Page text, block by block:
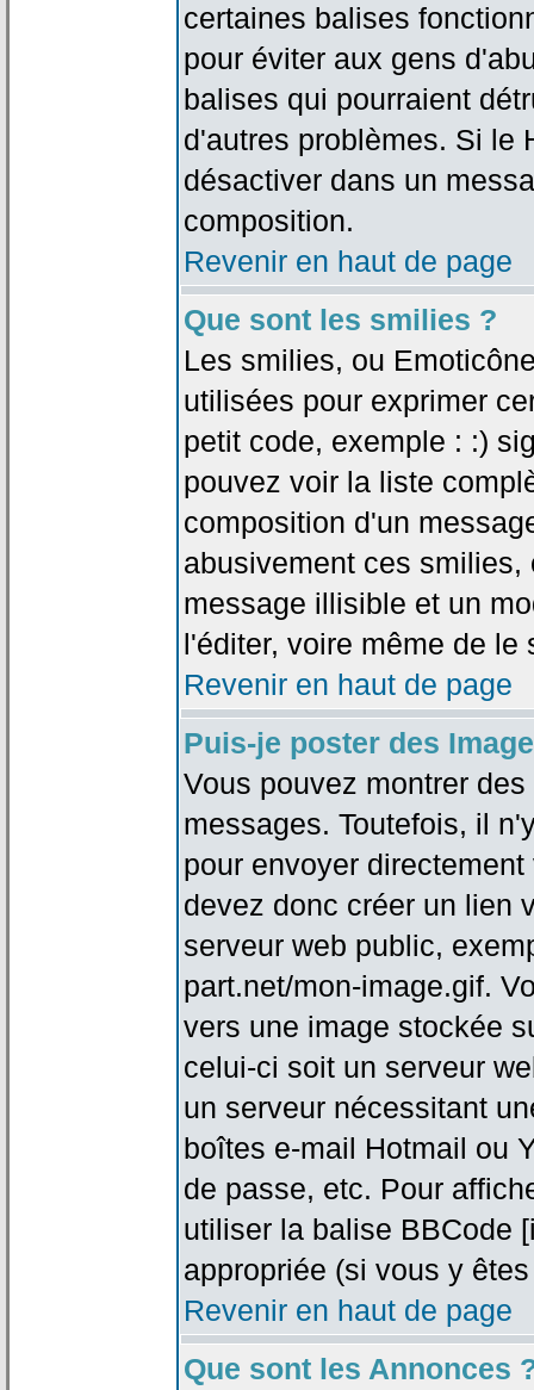
certaines balises
pour éviter aux gens
balises qui pourraient
d'autres problèmes. Si le
désactiver dans un
composition.
Revenir en haut de page
Que sont les smilies ?
Les smilies, ou
utilisées pour exprimer
petit code, exemple : :)
pouvez voir la liste
composition d'un
abusivement ces
message illisible et un
l'éditer, voire même de le
Revenir en haut de page
Puis-je poster des
Vous pouvez montrer
messages. Toutefois, il
pour envoyer
devez donc créer un lien
serveur web public,
part.net/mon-image.gif.
vers une image stockée
celui-ci soit un serveur
un serveur nécessitant
boîtes e-mail Hotmail ou
de passe, etc. Pour
utiliser la balise BBCode
appropriée (si vous y
Revenir en haut de page
Que sont les Annonces